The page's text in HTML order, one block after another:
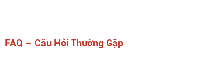
FAQ – Câu Hỏi Thường Gặp